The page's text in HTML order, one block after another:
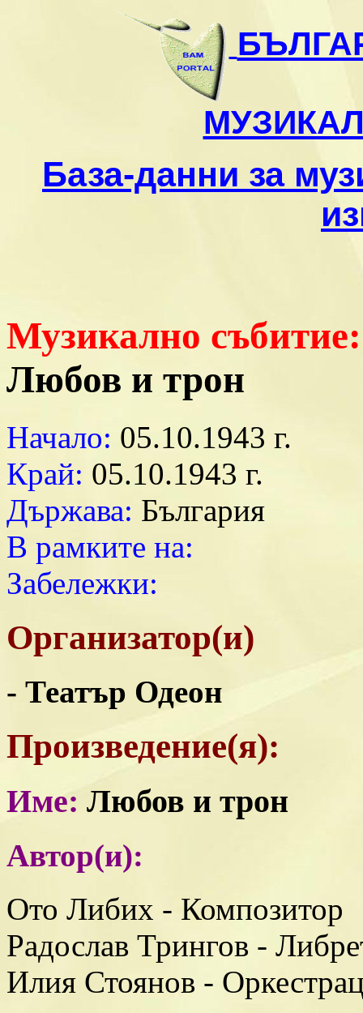
База-данни за
Музикално събитие:
Любов и трон
Начало: 05.10.1943 г.
Край: 05.10.1943 г.
Държава: България
В рамките на:
Забележки:
Организатор(и)
- Театър Одеон
Произведение(я):
Име: Любов и трон
Автор(и):
Ото Либих - Композитор
Радослав Трингов -
Илия Стоянов -